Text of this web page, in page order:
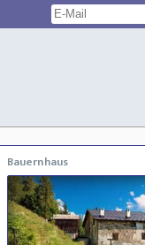
Bauernhaus